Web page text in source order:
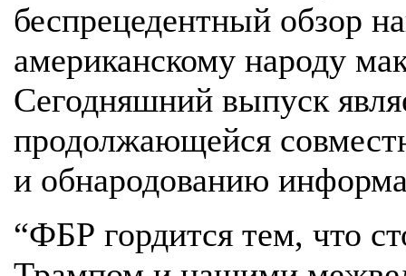
беспрецедентный обзор
американскому народу
Сегодняшний выпуск
продолжающейся
и обнародованию
“ФБР гордится тем, что